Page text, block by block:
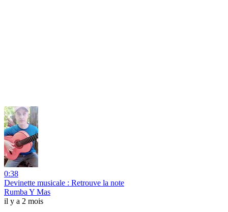
0:38
Devinette musicale : Retrouve la note
Rumba Y Mas
il y a 2 mois